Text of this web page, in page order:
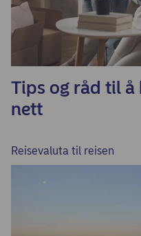
Tips og råd til
nett
Reisevaluta til reisen